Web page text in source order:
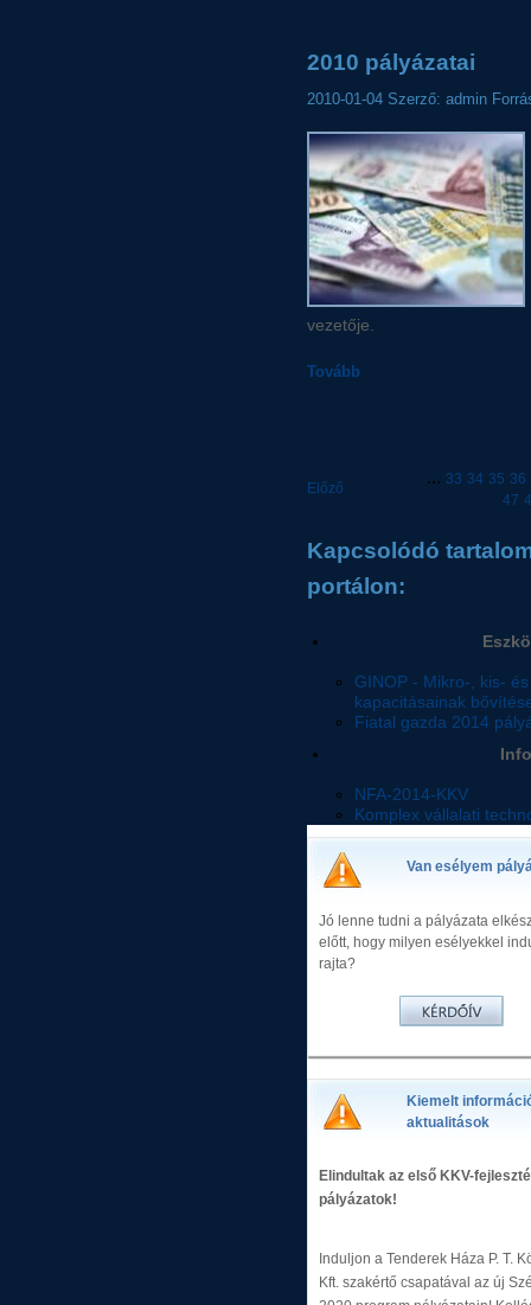
2010 pályázatai
2010-01-04 Szerző: admin
vezetője.
Tovább
Előző
... 33 34 35 36
47
Kapcsolódó
portálon:
GINOP - Mikro-, kis-
kapacitásainak
Fiatal gazda 2014
NFA-2014-KKV
Komplex vállalati
Van esélyem
Jó lenne tudni a pályázata
előtt, hogy milyen esélyekkel
rajta?
Kiemelt
aktualitások
Elindultak az első KKV-
pályázatok!
Induljon a Tenderek Háza P. T.
Kft. szakértő csapatával az új